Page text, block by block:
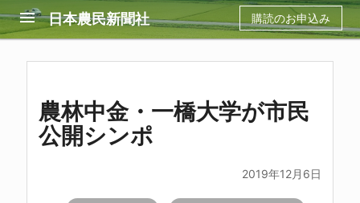
menu 日本農民新聞社 購読のお申込み
農林中金・一橋大学が市民
公開シンポ
2019年12月6日